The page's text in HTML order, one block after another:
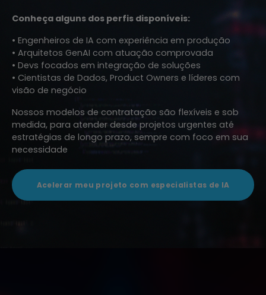
Conheça alguns dos perfis disponíveis:
• Engenheiros de IA com experiência em produção
• Arquitetos GenAI com atuação comprovada
• Devs focados em integração de soluções
• Cientistas de Dados, Product Owners e líderes com
visão de negócio
Nossos modelos de contratação são flexíveis e sob
medida, para atender desde projetos urgentes até
estratégias de longo prazo, sempre com foco em sua
necessidade
Acelerar meu projeto com especialistas de IA